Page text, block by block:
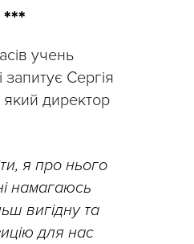
***
учень
запитує Сергія
директор
я про нього
намагаюсь
вигідну та
для нас